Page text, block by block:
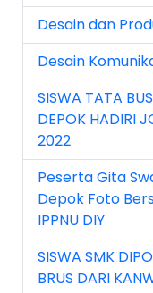
Mar 2023 (8)
Mar 2024 (1)
Mar 2026 (3)
May 2026 (16)
Nov 2022 (101)
Nov 2023 (5)
Nov 2025 (15)
Oct 2024 (2)
Desain dan
Desain
SISWA TATA
DEPOK HADIRI
2022
Peserta Gita
Depok Foto
IPPNU DIY
SISWA SMK
BRUS DARI